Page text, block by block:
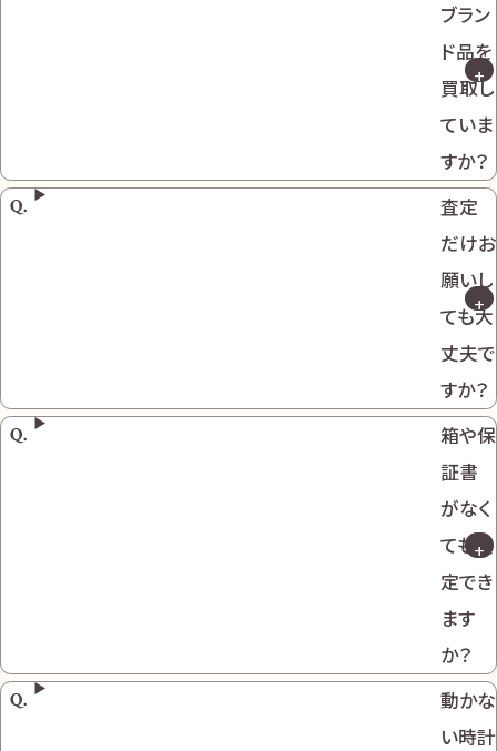
ブラン
ド品を
買取し
ていま
すか？
査定
だけお
願いし
ても大
丈夫で
すか？
箱や保
証書
がなく
ても査
定でき
ます
か？
動かな
い時計